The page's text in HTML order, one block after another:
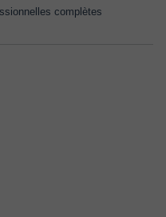
complètes